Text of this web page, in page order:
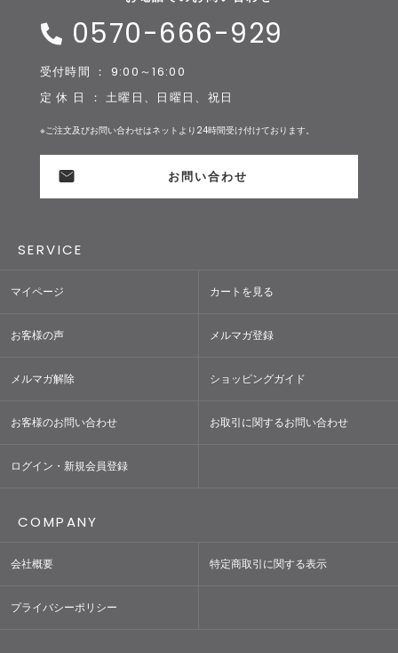
0570-666-929
受付時間 ： 9:00～16:00
定 休 日 ： 土曜日、日曜日、祝日
※ご注文及びお問い合わせはネットより24時間受け付けております。
お問い合わせ
SERVICE
マイページ カートを見る
お客様の声 メルマガ登録
メルマガ解除 ショッピングガイド
お客様のお問い合わせ お取引に関するお問い合わせ
ログイン・新規会員登録
COMPANY
会社概要 特定商取引に関する表示
プライバシーポリシー